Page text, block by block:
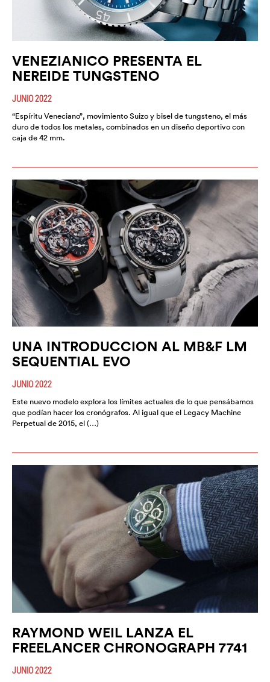
VENEZIANICO PRESENTA EL
NEREIDE TUNGSTENO
JUNIO 2022
“Espíritu Veneciano”, movimiento Suizo y bisel de tungsteno, el más
duro de todos los metales, combinados en un diseño deportivo con
caja de 42 mm.
UNA INTRODUCCION AL MB&F LM
SEQUENTIAL EVO
JUNIO 2022
Este nuevo modelo explora los límites actuales de lo que pensábamos
que podían hacer los cronógrafos. Al igual que el Legacy Machine
Perpetual de 2015, el (…)
RAYMOND WEIL LANZA EL
FREELANCER CHRONOGRAPH 7741
JUNIO 2022